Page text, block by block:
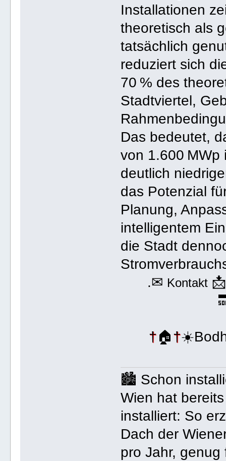
Installationen
theoretisch als
tatsächlich
reduziert sich
70 % des
Stadtviertel,
Das bedeutet,
von 1.600 MWp
deutlich
das Potenzial
Planung,
intelligentem
die Stadt
.✉ Kontakt
†🏠†
🏙️ Schon
Wien hat
installiert: So
Dach der
pro Jahr,